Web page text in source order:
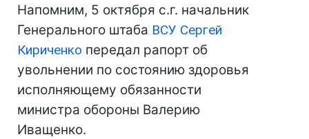
Напомним, 5 октября с.г. начальник
Генерального штаба ВСУ Сергей
Кириченко передал рапорт об
увольнении по состоянию здоровья
исполняющему обязанности
министра обороны Валерию
Иващенко.